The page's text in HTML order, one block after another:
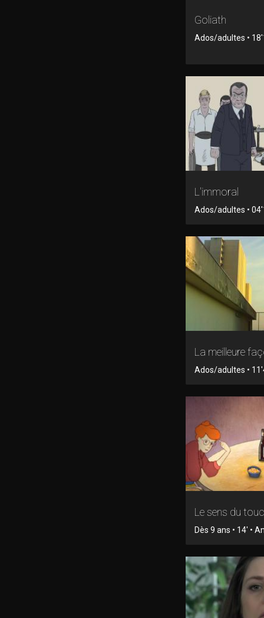
Goliath
Ados/adultes •
L'immoral
Ados/adultes •
La meilleure
Ados/adultes •
Le sens du
Dès 9 ans • 14' •